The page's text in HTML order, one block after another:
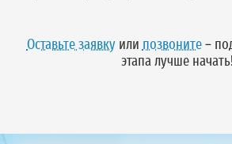
Оставьте заявкуили позвоните–
этапа лучше начать!